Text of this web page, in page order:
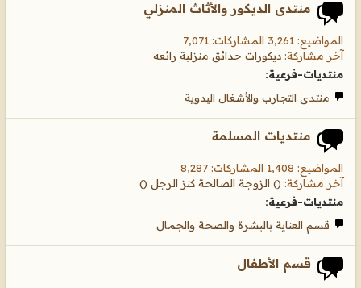
منتدى الديكور والأثاث المنزلي
المواضيع: 3,261 المشاركات: 7,071
آخر مشاركة: ديكورات حدائق منزلية رائعه
منتديات-فرعية:
منتدى التجارب والأشغال اليدوية
منتديات المسلمة
المواضيع: 1,408 المشاركات: 8,287
آخر مشاركة: () الزوجة الصالحة كنز الرجل ()
منتديات-فرعية:
قسم العناية بالبشرة والصحة والجمال
قسم الأطفال